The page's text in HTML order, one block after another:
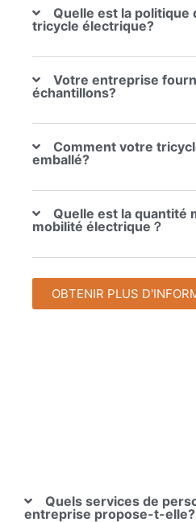
Quelle est la politique
tricycle électrique?
Votre entreprise
échantillons?
Comment votre
emballé?
Quelle est la quantité
mobilité électrique？
OBTENIR PLUS
Quels services de
entreprise propose-t-elle?